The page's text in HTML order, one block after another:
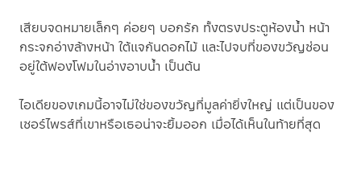
เสียบจดหมายเล็กๆ ค่อยๆ บอกรัก ทั้งตรงประตูห้องน้ำ หน้า
กระจกอ่างล้างหน้า ใต้แจกันดอกไม้ และไปจบที่ของขวัญซ่อน
อยู่ใต้ฟองโฟมในอ่างอาบน้ำ เป็นต้น
ไอเดียของเกมนี้อาจไม่ใช่ของขวัญที่มูลค่ายิ่งใหญ่ แต่เป็นของ
เซอร์ไพรส์ที่เขาหรือเธอน่าจะยิ้มออก เมื่อได้เห็นในท้ายที่สุด